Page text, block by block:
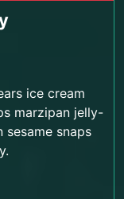
ice cream
marzipan jelly-
snaps